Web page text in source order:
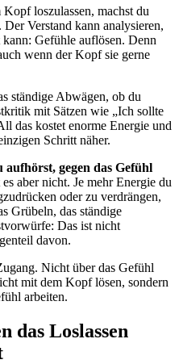
loszulassen, machst du
Verstand kann analysieren,
Gefühle auflösen. Denn
wenn der Kopf sie gerne
ständige Abwägen, ob du
mit Sätzen wie „Ich sollte
das kostet enorme Energie und
Schritt näher.
aufhörst, gegen das Gefühl
aber nicht. Je mehr Energie du
oder zu verdrängen,
Grübeln, das ständige
Das ist nicht
davon.
Nicht über das Gefühl
mit dem Kopf lösen, sondern
arbeiten.
das Loslassen